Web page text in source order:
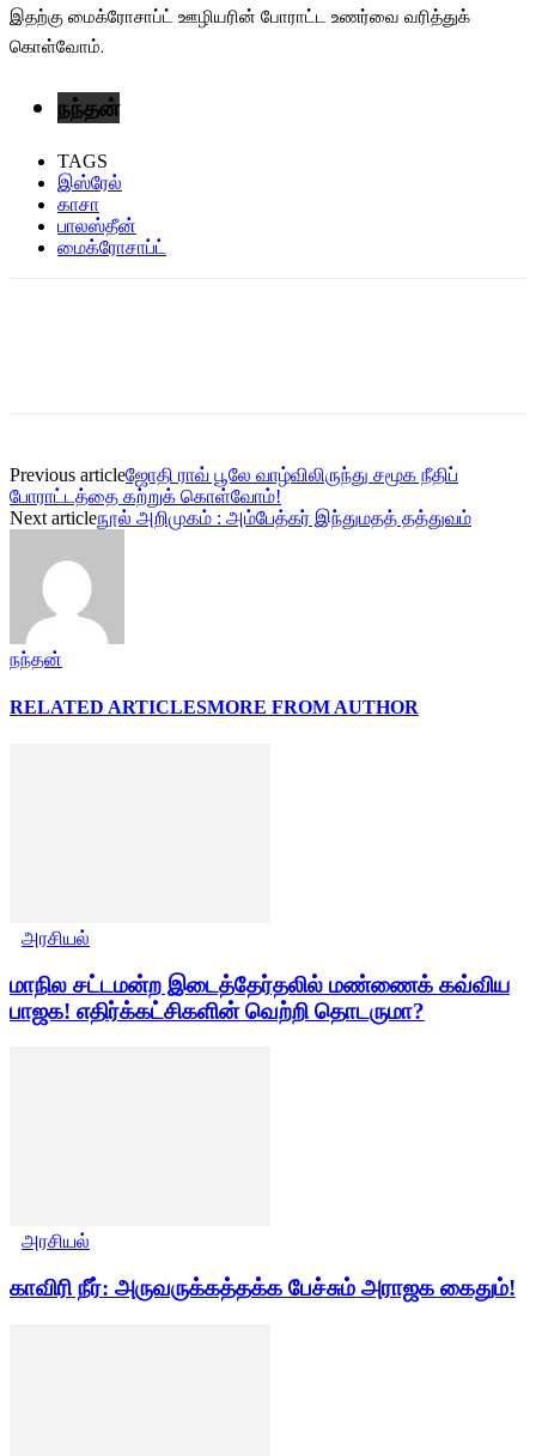
இதற்கு மைக்ரோசாப்ட் ஊழியரின் போராட்ட உணர்வை வரித்துக்
கொள்வோம்.
நந்தன்
TAGS
இஸ்ரேல்
காசா
பாலஸ்தீன்
மைக்ரோசாப்ட்
Previous articleஜோதி ராவ் பூலே வாழ்விலிருந்து சமூக நீதிப்
போராட்டத்தை கற்றுக் கொள்வோம்!
Next articleநூல் அறிமுகம் : அம்பேத்கர் இந்துமதத் தத்துவம்
நந்தன்
RELATED ARTICLESMORE FROM AUTHOR
அரசியல்
மாநில சட்டமன்ற இடைத்தேர்தலில் மண்ணைக் கவ்விய
பாஜக! எதிர்க்கட்சிகளின் வெற்றி தொடருமா?
அரசியல்
காவிரி நீர்: அருவருக்கத்தக்க பேச்சும் அராஜக கைதும்!